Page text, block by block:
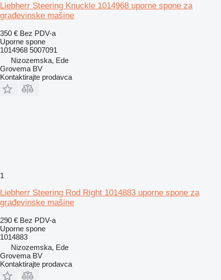
Liebherr Steering Knuckle 1014968 uporne spone za
građevinske mašine
350 € Bez PDV-a
Uporne spone
1014968 5007091
Nizozemska, Ede
Grovema BV
Kontaktirajte prodavca
1
Liebherr Steering Rod Right 1014883 uporne spone za
građevinske mašine
290 € Bez PDV-a
Uporne spone
1014883
Nizozemska, Ede
Grovema BV
Kontaktirajte prodavca